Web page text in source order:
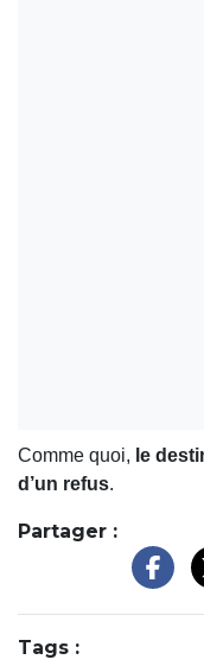
Comme quoi, le
d’un refus.
Partager :
Tags :